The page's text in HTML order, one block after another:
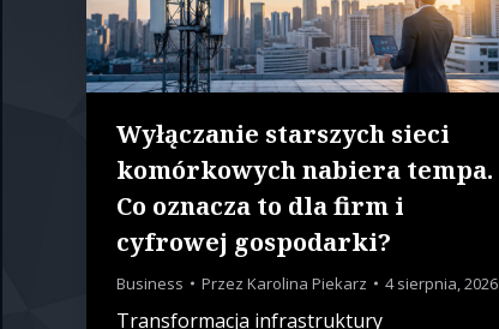
Wyłączanie starszych sieci
komórkowych nabiera tempa.
Co oznacza to dla firm i
cyfrowej gospodarki?
Business Przez Karolina Piekarz 4 sierpnia, 2026
Transformacja infrastruktury